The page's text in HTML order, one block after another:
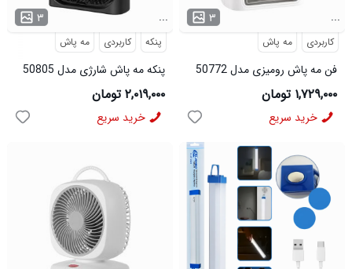
۳ ...
پنکه کاربردی مه پاش
پنکه مه پاش شارژی مدل 50805
۲,۰۱۹,۰۰۰ تومان
خرید سریع
۳ ...
کاربردی مه پاش
فن مه پاش رومیزی مدل 50772
۱,۷۲۹,۰۰۰ تومان
خرید سریع